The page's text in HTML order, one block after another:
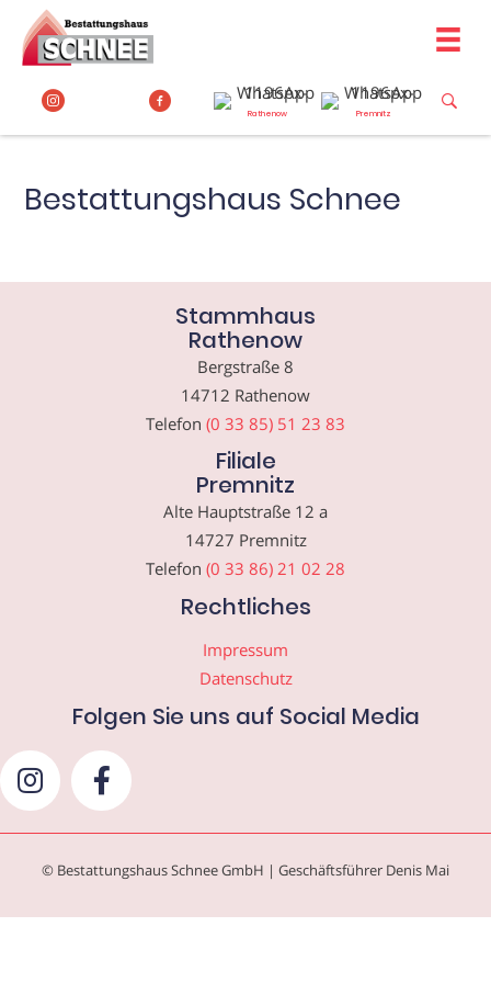
Inhalt
springen
Rathenow Premnitz
Bestattungshaus Schnee
Stammhaus
Rathenow
Bergstraße 8
14712 Rathenow
Telefon (0 33 85) 51 23 83
Filiale
Premnitz
Alte Hauptstraße 12 a
14727 Premnitz
Telefon (0 33 86) 21 02 28
Rechtliches
Impressum
Datenschutz
Folgen Sie uns auf Social Media
© Bestattungshaus Schnee GmbH | Geschäftsführer Denis Mai